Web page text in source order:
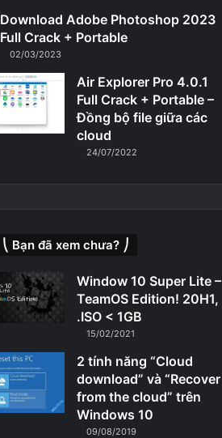
Download Adobe Photoshop 2023
Full Crack + Portable
02/03/2023
Air Explorer Pro 4.0.1
Full Crack + Portable –
Đồng bộ file giữa các
cloud
24/07/2022
⎝ Bạn đã xem chưa? ⎠
Window 10 Super Lite –
TeamOS Edition! 20H1,
.ISO < 1GB
15/02/2021
2 tính năng “Cloud
download” và “Recover
from the cloud” trên
Windows 10
09/08/2019